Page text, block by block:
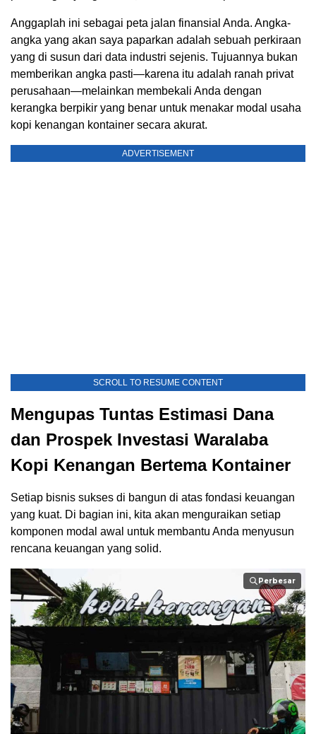
Anggaplah ini sebagai peta jalan finansial Anda. Angka-
angka yang akan saya paparkan adalah sebuah perkiraan
yang di susun dari data industri sejenis. Tujuannya bukan
memberikan angka pasti—karena itu adalah ranah privat
perusahaan—melainkan membekali Anda dengan
kerangka berpikir yang benar untuk menakar modal usaha
kopi kenangan kontainer secara akurat.
ADVERTISEMENT
SCROLL TO RESUME CONTENT
Mengupas Tuntas Estimasi Dana
dan Prospek Investasi Waralaba
Kopi Kenangan Bertema Kontainer
Setiap bisnis sukses di bangun di atas fondasi keuangan
yang kuat. Di bagian ini, kita akan menguraikan setiap
komponen modal awal untuk membantu Anda menyusun
rencana keuangan yang solid.
Perbesar